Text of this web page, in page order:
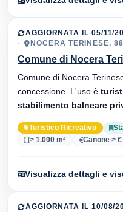
AGGIORNATA IL 05/11/
NOCERA TERINESE,
Comune di Nocera
Comune di Nocera
concessione. L'uso è
stabilimento balneare
Turistico Ricreativo
> 1.000 m²
Canone >
Visualizza dettagli e
AGGIORNATA IL 10/08/